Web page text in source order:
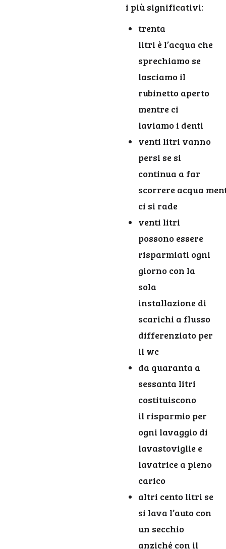
i più significativi:
trenta
litri è l’acqua che
sprechiamo se
lasciamo il
rubinetto aperto
mentre ci
laviamo i denti
venti litri vanno
persi se si
continua a far
scorrere acqua
ci si rade
venti litri
possono essere
risparmiati ogni
giorno con la
sola
installazione di
scarichi a flusso
differenziato per
il wc
da quaranta a
sessanta litri
costituiscono
il risparmio per
ogni lavaggio di
lavastoviglie e
lavatrice a pieno
carico
altri cento litri se
si lava l’auto con
un secchio
anziché con il